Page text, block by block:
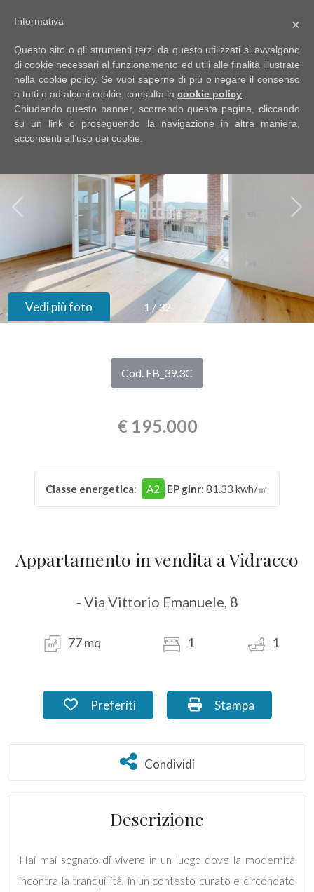
1 /32
Vedi più foto
Cod. FB_39.3C
€ 195.000
Classe energetica: A2 EP glnr: 81.33 kwh/㎡
Appartamento in vendita a Vidracco
- Via Vittorio Emanuele, 8
77 mq 1 1
Preferiti: Cod. FB_39.3C
Preferiti Stampa: Cod.
Stampa
Condividi
Condividi
Descrizione
Hai mai sognato di vivere in un luogo dove la modernità
incontra la tranquillità, in un contesto curato e circondato
EN
HOME
IMMOBILI
SERVIZI
DICONO
CONTATTI
Contratto
Qualsiasi
Scegli
dove
cercare
Industriali
×
Informativa
Questo sito o gli strumenti terzi da questo utilizzati si avvalgono
di cookie necessari al funzionamento ed utili alle finalità illustrate
nella cookie policy. Se vuoi saperne di più o negare il consenso
a tutti o ad alcuni cookie, consulta la cookie policy
Chiudendo questo banner, scorrendo questa pagina, cliccando
su un link o proseguendo la navigazione in altra maniera,
acconsenti all’uso dei cookie.